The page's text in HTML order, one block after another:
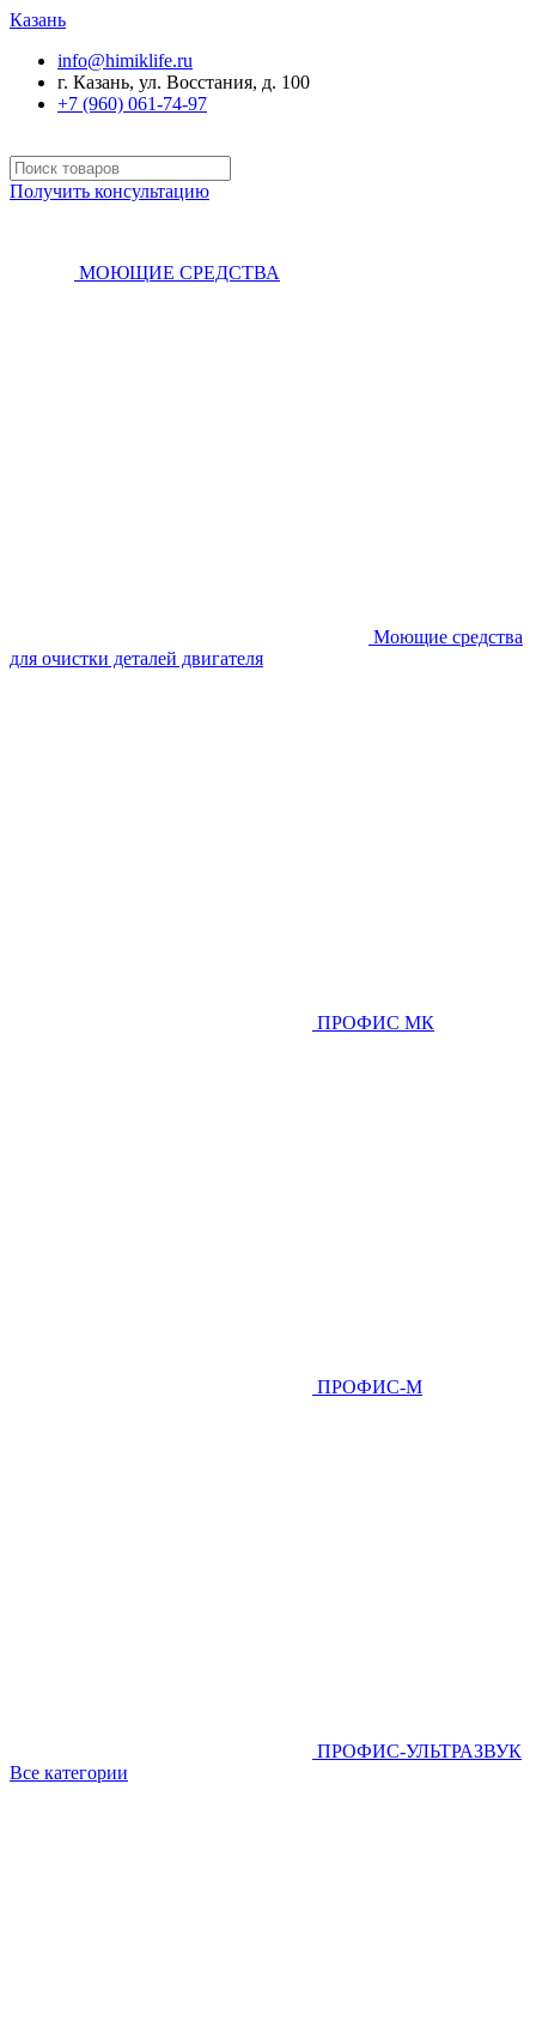
Казань
info@himiklife.ru
г. Казань, ул. Восстания, д. 100
+7 (960) 061-74-97
Получить консультацию
МОЮЩИЕ СРЕДСТВА
Моющие средства
для очистки деталей двигателя
ПРОФИС МК
ПРОФИС-М
ПРОФИС-УЛЬТРАЗВУК
Все категории